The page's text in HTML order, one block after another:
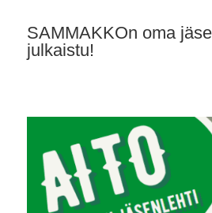
SAMMAKKOn oma
julkaistu!